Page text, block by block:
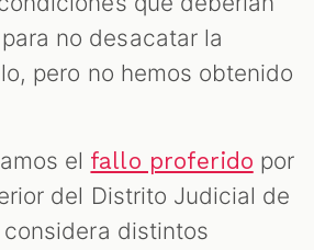
no desacatar la
pero no hemos obtenido
el fallo proferido por
del Distrito Judicial de
considera distintos